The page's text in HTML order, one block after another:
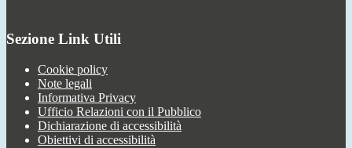
Sezione Link Utili
Cookie policy
Note legali
Informativa Privacy
Ufficio Relazioni con il Pubblico
Dichiarazione di accessibilità
Obiettivi di accessibilità